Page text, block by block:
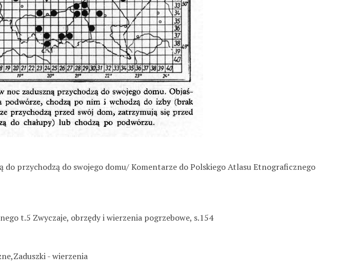
do przychodzą do swojego domu/ Komentarze do Polskiego Atlasu Etnograficznego
t.5 Zwyczaje, obrzędy i wierzenia pogrzebowe, s.154
- wierzenia